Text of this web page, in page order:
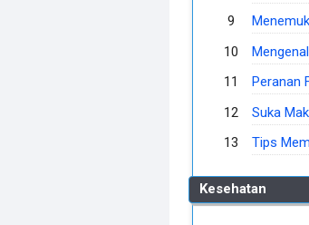
Peranan
Suka
Tips
Kesehatan